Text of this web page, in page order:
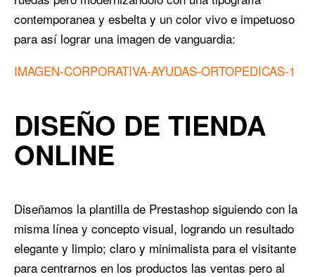
contemporanea y esbelta y un color vivo e impetuoso
para así lograr una imagen de vanguardia:
IMAGEN-CORPORATIVA-AYUDAS-ORTOPEDICAS-1
DISEÑO DE TIENDA
ONLINE
Diseñamos la plantilla de Prestashop siguiendo con la
misma línea y concepto visual, logrando un resultado
elegante y limpio; claro y minimalista para el visitante
para centrarnos en los productos las ventas pero al